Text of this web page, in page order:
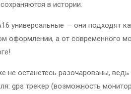
в истории.
универсальные — они подходят
оформлении, а от современного
не останетесь разочарованы,
gps трекер (возможность